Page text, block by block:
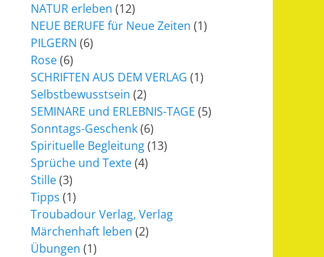
NATUR erleben (12)
NEUE BERUFE für Neue Zeiten (1)
PILGERN (6)
Rose(6)
SCHRIFTEN AUS DEM VERLAG (1)
Selbstbewusstsein (2)
SEMINARE und ERLEBNIS-TAGE (5)
Sonntags-Geschenk(6)
Spirituelle Begleitung(13)
Sprüche und Texte(4)
Stille(3)
Tipps (1)
Troubadour Verlag, Verlag
Märchenhaft leben (2)
Übungen (1)